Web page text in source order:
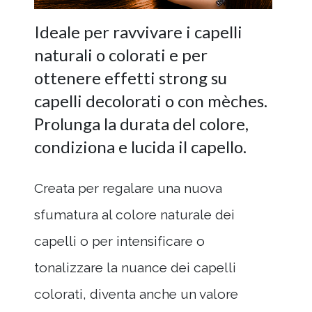
Ideale per ravvivare i capelli
naturali o colorati e per
ottenere effetti strong su
capelli decolorati o con mèches.
Prolunga la durata del colore,
condiziona e lucida il capello.
Creata per regalare una nuova
sfumatura al colore naturale dei
capelli o per intensificare o
tonalizzare la nuance dei capelli
colorati, diventa anche un valore